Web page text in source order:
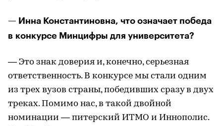
— Инна Константиновна, что означает победа
в конкурсе Минцифры для университета?
— Это знак доверия и, конечно, серьезная
ответственность. В конкурсе мы стали одним
из трех вузов страны, победивших сразу в двух
треках. Помимо нас, в такой двойной
номинации — питерский ИТМО и Иннополис.